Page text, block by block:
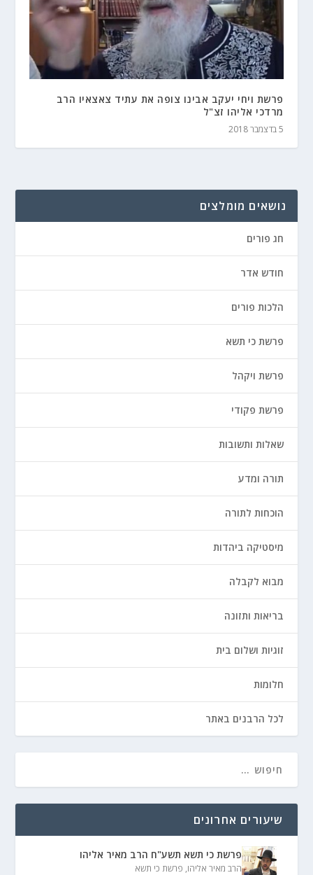
פרשת ויחי יעקב אבינו צופה את עתיד צאצאיו הרב
מרדכי אליהו זצ"ל
5 בדצמבר 2018
נושאים מומלצים
חג פורים
חודש אדר
הלכות פורים
פרשת כי תשא
פרשת ויקהל
פרשת פקודי
שאלות ותשובות
תורה ומדע
הוכחות לתורה
מיסטיקה ביהדות
מבוא לקבלה
בריאות ותזונה
זוגיות ושלום בית
חלומות
לכל הרבנים באתר
שיעורים אחרונים
פרשת כי תשא תשע"ח הרב מאיר אליהו
הרב מאיר אליהו, פרשת כי תשא